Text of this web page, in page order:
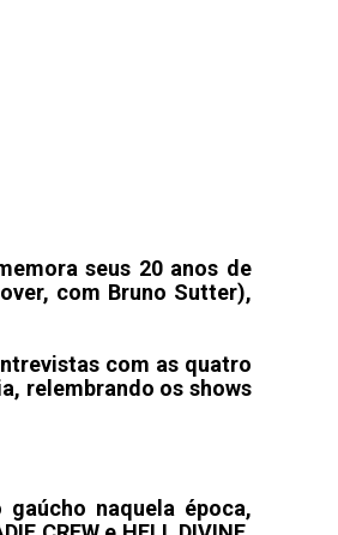
seus 20 anos de
com Bruno Sutter),
com as quatro
relembrando os shows
naquela época,